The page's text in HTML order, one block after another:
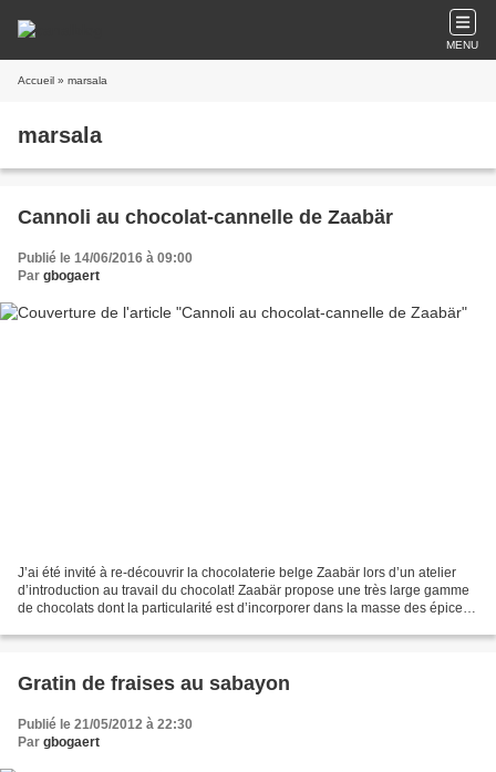
MENU
Accueil » marsala
marsala
Cannoli au chocolat-cannelle de Zaabär
Publié le 14/06/2016 à 09:00
Par gbogaert
J’ai été invité à re-découvrir la chocolaterie belge Zaabär lors d’un atelier
d’introduction au travail du chocolat! Zaabär propose une très large gamme
de chocolats dont la particularité est d’incorporer dans la masse des épices,
Gratin de fraises au sabayon
Publié le 21/05/2012 à 22:30
Par gbogaert